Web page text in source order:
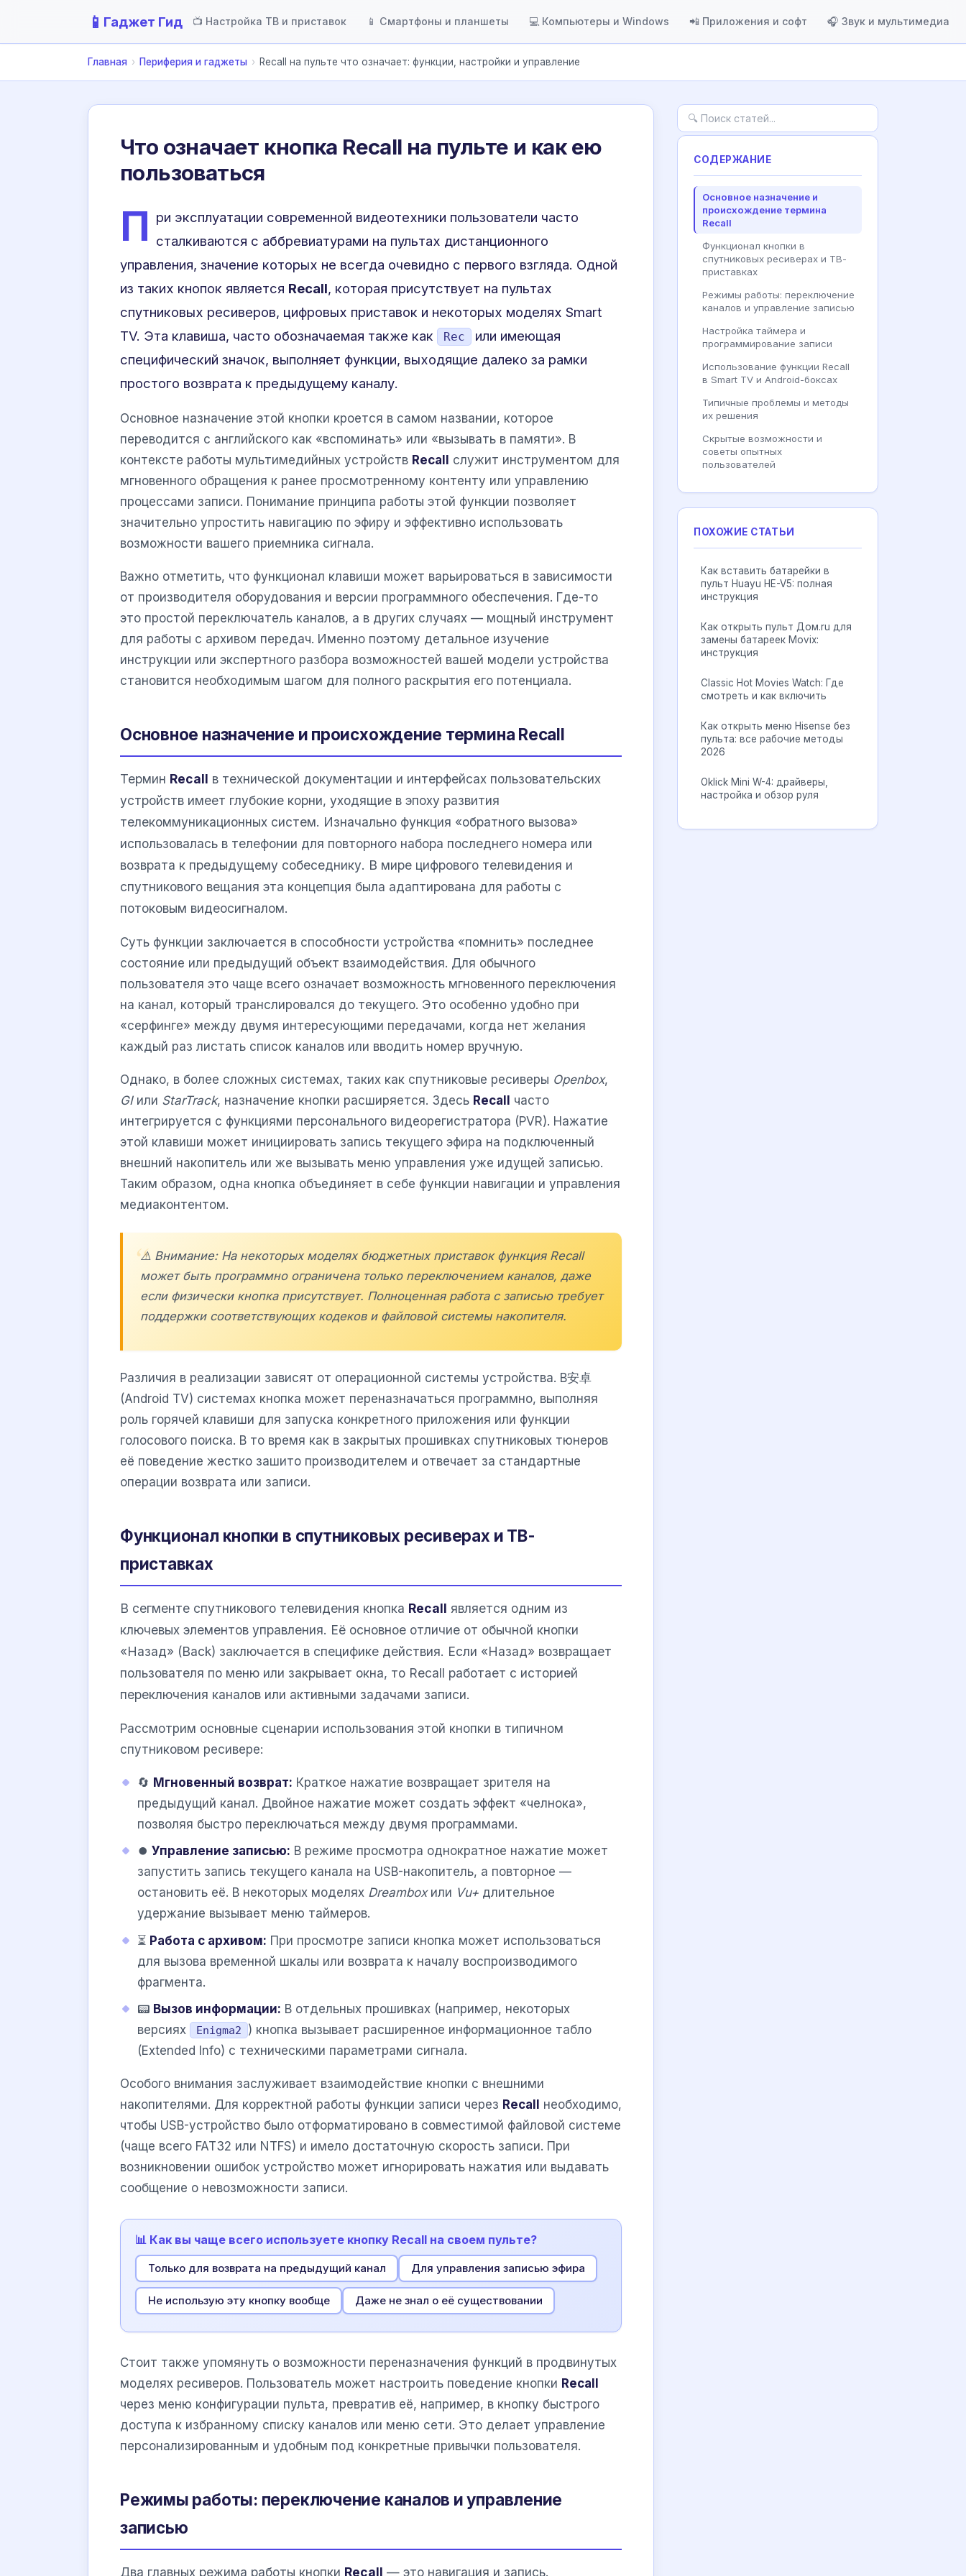
📱 Гаджет Гид 📺 Настройка ТВ и приставок 📱 Смартфоны и планшеты 💻 Компьютеры и Windows 📲 Приложения и софт 🎧 Звук и мультимедиа
Главная › Периферия и гаджеты › Recall на пульте что означает: функции, настройки и управление
Что означает кнопка Recall на пульте и как ею
пользоваться
П ри эксплуатации современной видеотехники пользователи часто
сталкиваются с аббревиатурами на пультах дистанционного
управления, значение которых не всегда очевидно с первого взгляда. Одной
из таких кнопок является Recall, которая присутствует на пультах
спутниковых ресиверов, цифровых приставок и некоторых моделях Smart
TV. Эта клавиша, часто обозначаемая также как
Rec
или имеющая
специфический значок, выполняет функции, выходящие далеко за рамки
простого возврата к предыдущему каналу.
Основное назначение этой кнопки кроется в самом названии, которое
переводится с английского как «вспоминать» или «вызывать в памяти». В
контексте работы мультимедийных устройств Recall
служит инструментом для
мгновенного обращения к ранее просмотренному контенту или управлению
процессами записи. Понимание принципа работы этой функции позволяет
значительно упростить навигацию по эфиру и эффективно использовать
возможности вашего приемника сигнала.
Важно отметить, что функционал клавиши может варьироваться в зависимости
от производителя оборудования и версии программного обеспечения. Где-то
это простой переключатель каналов, а в других случаях — мощный инструмент
для работы с архивом передач. Именно поэтому детальное изучение
инструкции или экспертного разбора возможностей вашей модели устройства
становится необходимым шагом для полного раскрытия его потенциала.
Основное назначение и происхождение термина Recall
Термин Recall в технической документации и интерфейсах пользовательских
устройств имеет глубокие корни, уходящие в эпоху развития
телекоммуникационных систем. Изначально функция «обратного вызова»
использовалась в телефонии для повторного набора последнего номера или
возврата к предыдущему собеседнику. В мире цифрового телевидения и
спутникового вещания эта концепция была адаптирована для работы с
потоковым видеосигналом.
Суть функции заключается в способности устройства «помнить» последнее
состояние или предыдущий объект взаимодействия. Для обычного
пользователя это чаще всего означает возможность мгновенного переключения
на канал, который транслировался до текущего. Это особенно удобно при
«серфинге» между двумя интересующими передачами, когда нет желания
каждый раз листать список каналов или вводить номер вручную.
Однако, в более сложных системах, таких как спутниковые ресиверы Openbox,
GIили StarTrack, назначение кнопки расширяется. Здесь Recall часто
интегрируется с функциями персонального видеорегистратора (PVR). Нажатие
этой клавиши может инициировать запись текущего эфира на подключенный
внешний накопитель или же вызывать меню управления уже идущей записью.
Таким образом, одна кнопка объединяет в себе функции навигации и управления
медиаконтентом.
⚠️ Внимание: На некоторых моделях бюджетных приставок функция Recall
может быть программно ограничена только переключением каналов, даже
если физически кнопка присутствует. Полноценная работа с записью требует
поддержки соответствующих кодеков и файловой системы накопителя.
Различия в реализации зависят от операционной системы устройства. В安卓
(Android TV) системах кнопка может переназначаться программно, выполняя
роль горячей клавиши для запуска конкретного приложения или функции
голосового поиска. В то время как в закрытых прошивках спутниковых тюнеров
её поведение жестко зашито производителем и отвечает за стандартные
операции возврата или записи.
Функционал кнопки в спутниковых ресиверах и ТВ-
приставках
В сегменте спутникового телевидения кнопка Recall является одним из
ключевых элементов управления. Её основное отличие от обычной кнопки
«Назад» (Back) заключается в специфике действия. Если «Назад» возвращает
пользователя по меню или закрывает окна, то Recall работает с историей
переключения каналов или активными задачами записи.
Рассмотрим основные сценарии использования этой кнопки в типичном
спутниковом ресивере:
🔄 Мгновенный возврат: Краткое нажатие возвращает зрителя на
предыдущий канал. Двойное нажатие может создать эффект «челнока»,
позволяя быстро переключаться между двумя программами.
⏺️ Управление записью: В режиме просмотра однократное нажатие может
запустить запись текущего канала на USB-накопитель, а повторное —
остановить её. В некоторых моделях Dreamboxили Vu+ длительное
удержание вызывает меню таймеров.
⏳ Работа с архивом: При просмотре записи кнопка может использоваться
для вызова временной шкалы или возврата к началу воспроизводимого
фрагмента.
📟 Вызов информации: В отдельных прошивках (например, некоторых
версиях
Enigma2
) кнопка вызывает расширенное информационное табло
(Extended Info) с техническими параметрами сигнала.
Особого внимания заслуживает взаимодействие кнопки с внешними
накопителями. Для корректной работы функции записи через Recall
необходимо,
чтобы USB-устройство было отформатировано в совместимой файловой системе
(чаще всего FAT32 или NTFS) и имело достаточную скорость записи. При
возникновении ошибок устройство может игнорировать нажатия или выдавать
сообщение о невозможности записи.
📊 Как вы чаще всего используете кнопку Recall на своем пульте?
Только для возврата на предыдущий канал Для управления записью эфира
Не использую эту кнопку вообще Даже не знал о её существовании
Стоит также упомянуть о возможности переназначения функций в продвинутых
моделях ресиверов. Пользователь может настроить поведение кнопки Recall
через меню конфигурации пульта, превратив её, например, в кнопку быстрого
доступа к избранному списку каналов или меню сети. Это делает управление
персонализированным и удобным под конкретные привычки пользователя.
Режимы работы: переключение каналов и управление
записью
Два главных режима работы кнопки Recall — это навигация и запись.
СОДЕРЖАНИЕ
Основное назначение и
происхождение термина
Recall
Функционал кнопки в
спутниковых ресиверах и ТВ-
приставках
Режимы работы: переключение
каналов и управление записью
Настройка таймера и
программирование записи
Использование функции Recall
в Smart TV и Android-боксах
Типичные проблемы и методы
их решения
Скрытые возможности и
советы опытных
пользователей
ПОХОЖИЕ СТАТЬИ
Как вставить батарейки в
пульт Huayu HE-V5: полная
инструкция
Как открыть пульт Дом.ru для
замены батареек Movix:
инструкция
Classic Hot Movies Watch: Где
смотреть и как включить
Как открыть меню Hisense без
пульта: все рабочие методы
2026
Oklick Mini W-4: драйверы,
настройка и обзор руля